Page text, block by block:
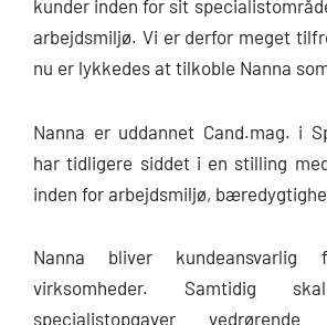
kunder inden for sit
arbejdsmiljø. Vi er derfor meget
nu er lykkedes at tilkoble Nanna
Nanna er uddannet Cand.mag. i
har tidligere siddet i en stilling
inden for arbejdsmiljø,
Nanna bliver
virksomheder. Samtidig
specialistopgaver